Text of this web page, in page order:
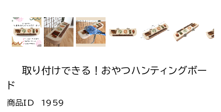
取り付けできる！おやつハンティングボー
ド
1959